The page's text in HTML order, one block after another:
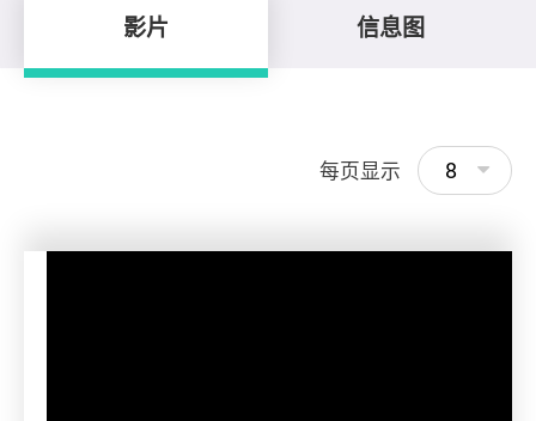
影片 信息图
每页显示 8